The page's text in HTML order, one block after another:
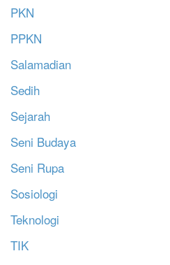
PKN
PPKN
Salamadian
Sedih
Sejarah
Seni Budaya
Seni Rupa
Sosiologi
Teknologi
TIK